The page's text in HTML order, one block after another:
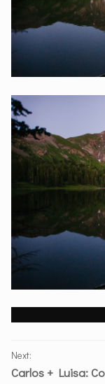
PORTFOLIO
NAVIGATION
Next:
Carlos + Luisa: